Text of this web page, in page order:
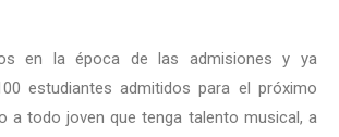
en la época de las admisiones y ya
estudiantes admitidos para el próximo
a todo joven que tenga talento musical, a